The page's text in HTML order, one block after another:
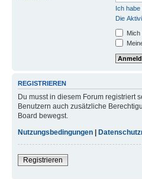
Ich
Die
Mich
REGISTRIEREN
Du musst in diesem Forum registriert
Benutzern auch zusätzliche
Board bewegst.
Nutzungsbedingungen
Registrieren